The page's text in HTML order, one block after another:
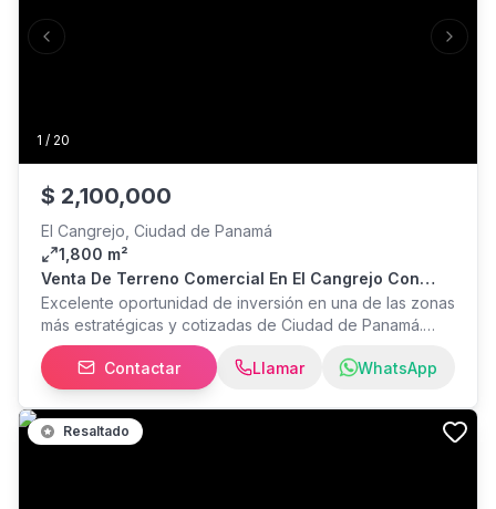
1 / 20
Previous slide Next
$ 2,100,000
El Cangrejo, Ciudad de Panamá
1,800 m²
Venta De Terreno Comercial En El Cangrejo Con
Zonificación Zm7
Excelente oportunidad de inversión en una de las zonas
más estratégicas y cotizadas de Ciudad de Panamá.
Esta propiedad comercial se encuentra ubicada en El
Cangrejo, entre Calle Eusebio A. Morales y Calle Eric del
Valle, a pocos metros de Vía Argentina y Vía España,
dentro de un entorno de alto movimiento comercial,
residencial y corporativo. La propiedad cuenta con un
Contactar Llamar WhatsApp
Resaltado